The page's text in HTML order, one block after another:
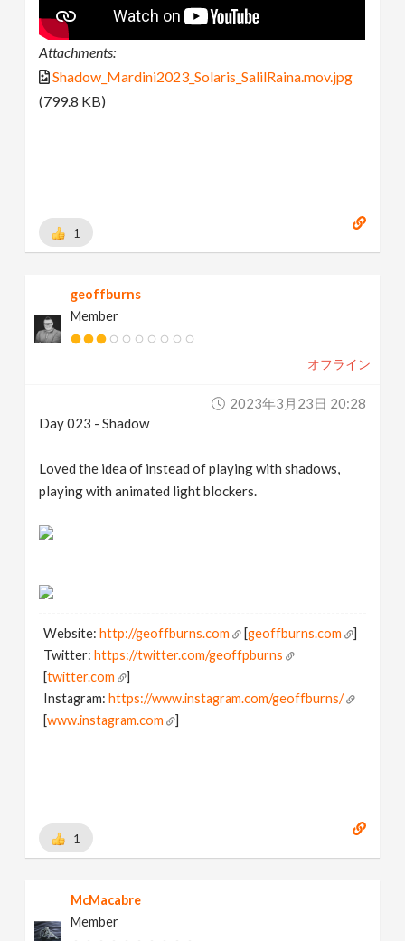
Attachments:
Shadow_Mardini2023_Solaris_SalilRaina.mov.jpg
(799.8 KB)
1
geoffburns
Member
オフライン
2023年3月23日 20:28
Day 023 - Shadow
Loved the idea of instead of playing with shadows,
playing with animated light blockers.
Website:http://geoffburns.com [geoffburns.com
]
Twitter:https://twitter.com/geoffpburns
[twitter.com
]
Instagram:https://www.instagram.com/geoffburns/
[www.instagram.com ]
1
McMacabre
Member